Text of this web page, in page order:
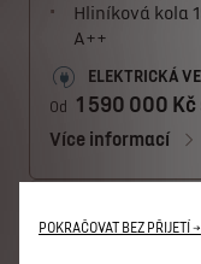
Hliníková kola
A++
ELEKTRICKÁ
Od 1 590 000 Kč
Více informací
POKRAČOVAT BEZ PŘIJETÍ →